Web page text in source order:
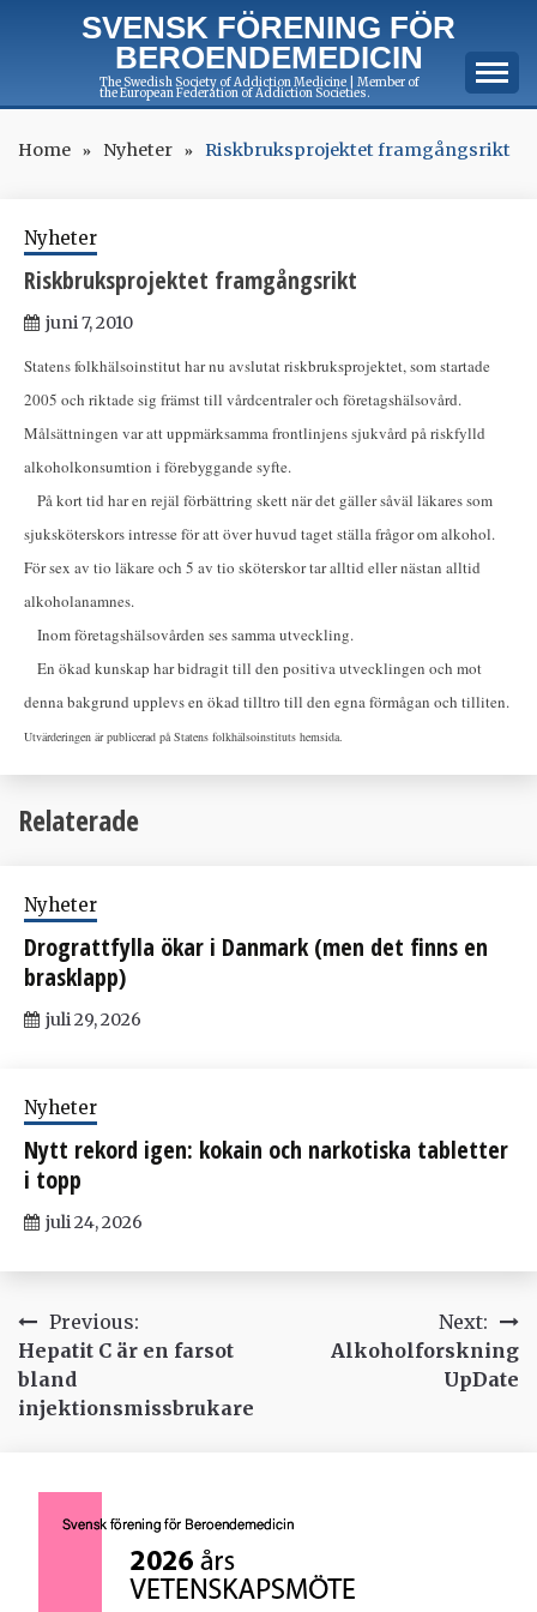
SVENSK FÖRENING FÖR
BEROENDEMEDICIN
The Swedish Society of Addiction Medicine | Member of
the European Federation of Addiction Societies.
Home Nyheter Riskbruksprojektet framgångsrikt
Nyheter
Riskbruksprojektet framgångsrikt
juni 7, 2010
Statens folkhälsoinstitut har nu avslutat riskbruksprojektet, som startade
2005 och riktade sig främst till vårdcentraler och företagshälsovård.
Målsättningen var att uppmärksamma frontlinjens sjukvård på riskfylld
alkoholkonsumtion i förebyggande syfte.
På kort tid har en rejäl förbättring skett när det gäller såväl läkares som
sjuksköterskors intresse för att över huvud taget ställa frågor om alkohol.
För sex av tio läkare och 5 av tio sköterskor tar alltid eller nästan alltid
alkoholanamnes.
Inom företagshälsovården ses samma utveckling.
En ökad kunskap har bidragit till den positiva utvecklingen och mot
denna bakgrund upplevs en ökad tilltro till den egna förmågan och tilliten.
Utvärderingen är publicerad på Statens folkhälsoinstituts hemsida.
Relaterade
Nyheter
Drograttfylla ökar i Danmark (men det finns en
brasklapp)
juli 29, 2026
Nyheter
Nytt rekord igen: kokain och narkotiska tabletter
i topp
juli 24, 2026
Inläggsnavigering
Previous:
Hepatit C är en farsot
bland
injektionsmissbrukare
Next:
Alkoholforskning
UpDate